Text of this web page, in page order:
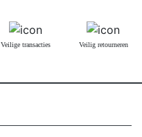
Veilige transacties Veilig retourneren